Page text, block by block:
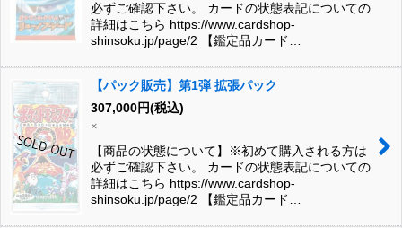
必ずご確認下さい。 カードの状態表記についての
詳細はこちら https://www.cardshop-
shinsoku.jp/page/2 【鑑定品カード…
【パック販売】第1弾 拡張パック
307,000円(税込)
×
【商品の状態について】※初めて購入される方は
必ずご確認下さい。 カードの状態表記についての
詳細はこちら https://www.cardshop-
shinsoku.jp/page/2 【鑑定品カード…